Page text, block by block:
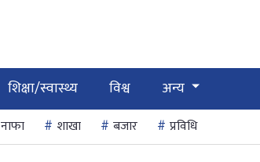
शिक्षा/स्वास्थ्य विश्व अन्य
नाफा शाखा बजार प्रविधि